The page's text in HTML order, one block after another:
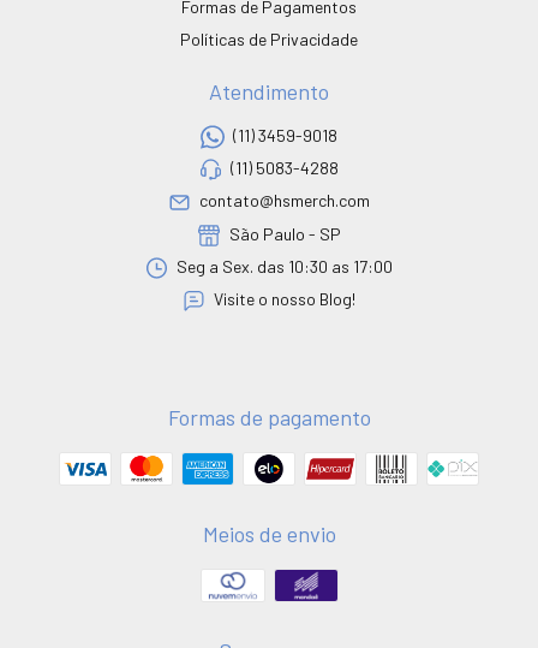
Formas de Pagamentos
Políticas de Privacidade
Atendimento
(11) 3459-9018
(11) 5083-4288
contato@hsmerch.com
São Paulo - SP
Seg a Sex. das 10:30 as 17:00
Visite o nosso Blog!
Formas de pagamento
Meios de envio